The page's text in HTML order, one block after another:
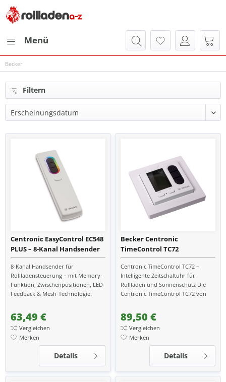
Menü
Becker
Filtern
Centronic EasyControl EC548
PLUS – 8-Kanal Handsender
für smarte
Rollladensteuerung
8-Kanal Handsender für
Rollladensteuerung – mit Memory-
Funktion, Zwischenpositionen, LED-
Feedback & Mesh-Technologie.
63,49 €
Vergleichen
Merken
Details
Becker Centronic
TimeControl TC72
Zeitschaltuhr und
Sonnenschutzsteuerung
Centronic TimeControl TC72 –
Intelligente Zeitschaltuhr für
Rollläden und Sonnenschutz Die
Centronic TimeControl TC72 von
89,50 €
Vergleichen
Merken
Details